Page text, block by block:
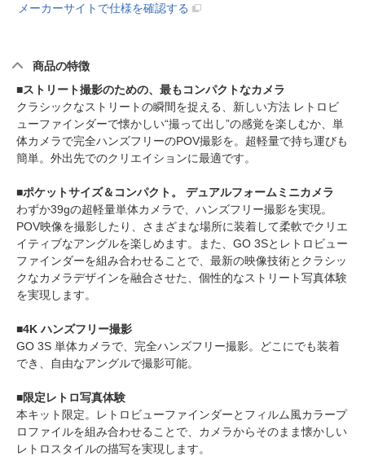
メーカーサイトで仕様を確認する
商品の特徴
■ストリート撮影のための、最もコンパクトなカメラ
クラシックなストリートの瞬間を捉える、新しい方法 レトロビ
ューファインダーで懐かしい“撮って出し”の感覚を楽しむか、単
体カメラで完全ハンズフリーのPOV撮影を。超軽量で持ち運びも
簡単。外出先でのクリエイションに最適です。
■ポケットサイズ＆コンパクト。 デュアルフォームミニカメラ
わずか39gの超軽量単体カメラで、ハンズフリー撮影を実現。
POV映像を撮影したり、さまざまな場所に装着して柔軟でクリエ
イティブなアングルを楽しめます。また、GO 3Sとレトロビュー
ファインダーを組み合わせることで、最新の映像技術とクラシッ
クなカメラデザインを融合させた、個性的なストリート写真体験
を実現します。
■4K ハンズフリー撮影
GO 3S 単体カメラで、完全ハンズフリー撮影。どこにでも装着
でき、自由なアングルで撮影可能。
■限定レトロ写真体験
本キット限定。レトロビューファインダーとフィルム風カラープ
ロファイルを組み合わせることで、カメラからそのまま懐かしい
レトロスタイルの描写を実現します。